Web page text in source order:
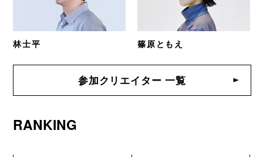
林士平 篠原ともえ
参加クリエイター 一覧
RANKING